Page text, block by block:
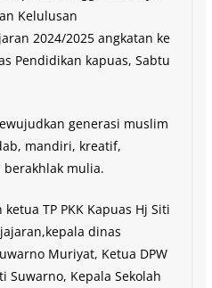
Kelulusan
2024/2025 angkatan ke
Pendidikan kapuas, Sabtu
generasi muslim
mandiri, kreatif,
mulia.
TP PKK Kapuas Hj Siti
dinas
Muriyat, Ketua DPW
Suwarno, Kepala Sekolah